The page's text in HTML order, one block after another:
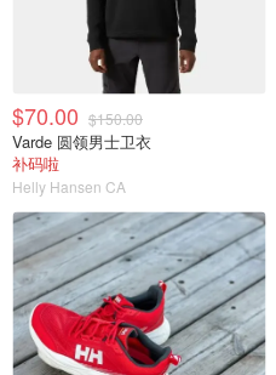
$70.00 $150.00
Varde 圆领男士卫衣
补码啦
Helly Hansen CA